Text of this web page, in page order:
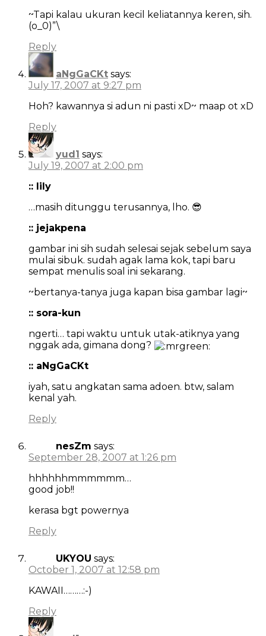
~Tapi kalau ukuran kecil keliatannya keren, sih.
(o_0)”\
Reply
aNgGaCKt says:
July 17, 2007 at 9:27 pm
Hoh? kawannya si adun ni pasti xD~ maap ot xD
Reply
yud1 says:
July 19, 2007 at 2:00 pm
:: lily
…masih ditunggu terusannya, lho. 😎
:: jejakpena
gambar ini sih sudah selesai sejak sebelum saya
mulai sibuk. sudah agak lama kok, tapi baru
sempat menulis soal ini sekarang.
~bertanya-tanya juga kapan bisa gambar lagi~
:: sora-kun
ngerti… tapi waktu untuk utak-atiknya yang
nggak ada, gimana dong?
:: aNgGaCKt
iyah, satu angkatan sama adoen. btw, salam
kenal yah.
Reply
nesZm says:
September 28, 2007 at 1:26 pm
hhhhhhmmmmmm…
good job!!
kerasa bgt powernya
Reply
UKYOU says:
October 1, 2007 at 12:58 pm
KAWAII………:-)
Reply